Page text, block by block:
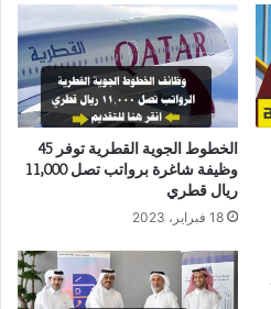
الخطوط الجوية القطرية توفر 45
وظيفة شاغرة برواتب تصل 11,000
ريال قطري
18 فبراير، 2023